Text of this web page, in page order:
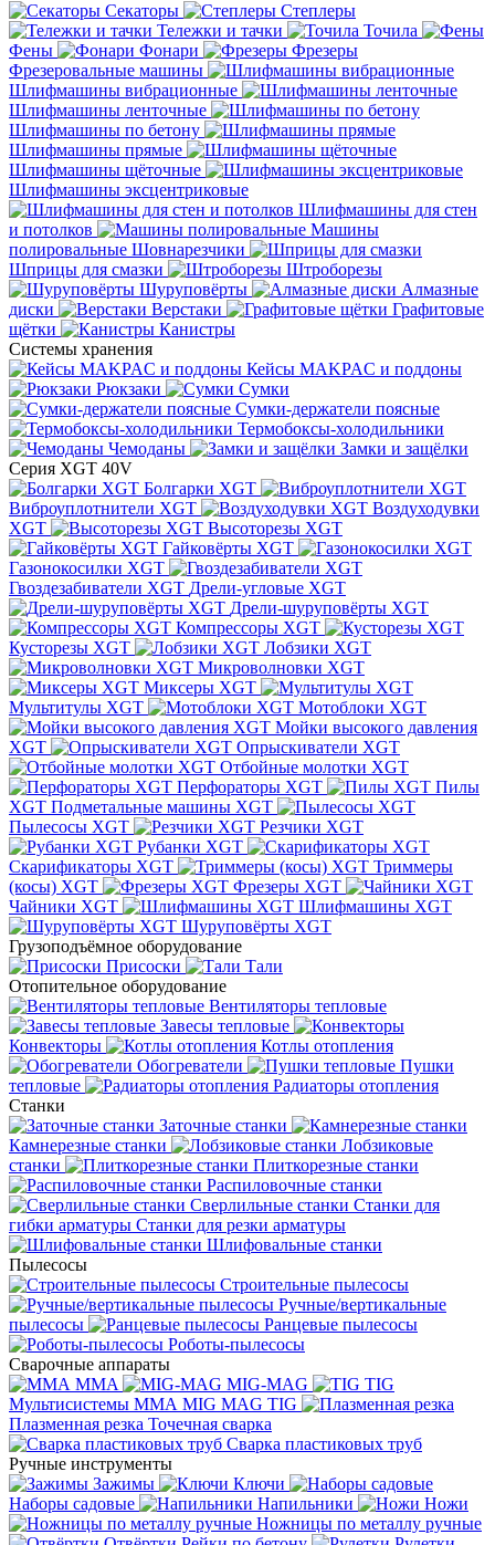
Секаторы
Степлеры
Тележки и тачки
Точила
Фены
Фонари
Фрезеры
Фрезеровальные машины
Шлифмашины вибрационные
Шлифмашины ленточные
Шлифмашины по бетону
Шлифмашины прямые
Шлифмашины щёточные
Шлифмашины эксцентриковые
Шлифмашины для стен
и потолков
Машины
полировальные Шовнарезчики
Шприцы для смазки
Штроборезы
Шуруповёрты
Алмазные
диски
Верстаки
Графитовые
щётки
Канистры
Системы хранения
Кейсы MAKPAC и поддоны
Рюкзаки
Сумки
Сумки-держатели поясные
Термобоксы-холодильники
Чемоданы
Замки и защёлки
Серия XGT 40V
Болгарки XGT
Виброуплотнители XGT
Воздуходувки
XGT
Высоторезы XGT
Гайковёрты XGT
Газонокосилки XGT
Гвоздезабиватели XGT Дрели-угловые XGT
Дрели-шуруповёрты XGT
Компрессоры XGT
Кусторезы XGT
Лобзики XGT
Микроволновки XGT
Миксеры XGT
Мультитулы XGT
Мотоблоки XGT
Мойки высокого давления
XGT
Опрыскиватели XGT
Отбойные молотки XGT
Перфораторы XGT
Пилы
XGT Подметальные машины XGT
Пылесосы XGT
Резчики XGT
Рубанки XGT
Скарификаторы XGT
Триммеры
(косы) XGT
Фрезеры XGT
Чайники XGT
Шлифмашины XGT
Шуруповёрты XGT
Грузоподъёмное оборудование
Присоски
Тали
Отопительное оборудование
Вентиляторы тепловые
Завесы тепловые
Конвекторы
Котлы отопления
Обогреватели
Пушки
тепловые
Радиаторы отопления
Станки
Заточные станки
Камнерезные станки
Лобзиковые
станки
Плиткорезные станки
Распиловочные станки
Сверлильные станки Станки для
гибки арматуры Станки для резки арматуры
Шлифовальные станки
Пылесосы
Строительные пылесосы
Ручные/вертикальные
пылесосы
Ранцевые пылесосы
Роботы-пылесосы
Сварочные аппараты
MMA
MIG-MAG
TIG
Мультисистемы ММА MIG MAG TIG
Плазменная резка Точечная сварка
Cварка пластиковых труб
Ручные инструменты
Зажимы
Ключи
Наборы садовые
Напильники
Ножи
Ножницы по металлу ручные